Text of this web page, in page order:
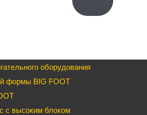
оборудования
формы BIG FOOT
с высоким блоком